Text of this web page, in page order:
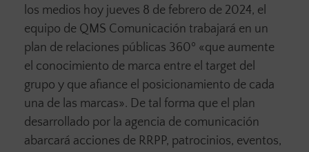
los medios hoy jueves 8 de febrero de 2024, el
equipo de QMS Comunicación trabajará en un
plan de relaciones públicas 360º «que aumente
el conocimiento de marca entre el target del
grupo y que afiance el posicionamiento de cada
una de las marcas». De tal forma que el plan
desarrollado por la agencia de comunicación
abarcará acciones de RRPP, patrocinios, eventos,